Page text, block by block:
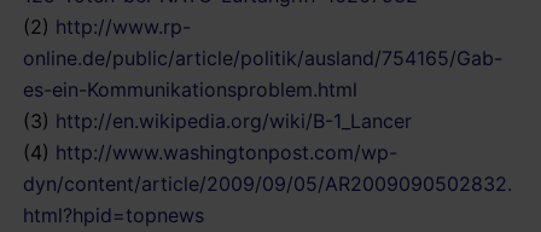
(2) http://www.rp-
online.de/public/article/politik/ausland/754165/Gab-
es-ein-Kommunikationsproblem.html
(3) http://en.wikipedia.org/wiki/B-1_Lancer
(4) http://www.washingtonpost.com/wp-
dyn/content/article/2009/09/05/AR2009090502832.
html?hpid=topnews